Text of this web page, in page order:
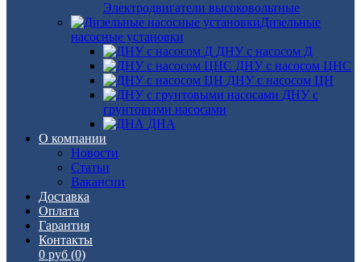
Электродвигатели высоковольтные
Дизельные
насосные установки
ДНУ с насосом Д
ДНУ с насосом ЦНС
ДНУ с насосом ЦН
ДНУ с
грунтовыми насосами
ДНА
О компании
Новости
Статьи
Вакансии
Доставка
Оплата
Гарантия
Контакты
0 руб (0)